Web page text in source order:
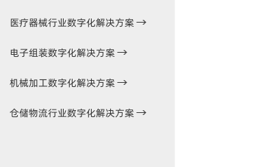
医疗器械行业数字化解决方案
电子组装数字化解决方案
机械加工数字化解决方案
仓储物流行业数字化解决方案